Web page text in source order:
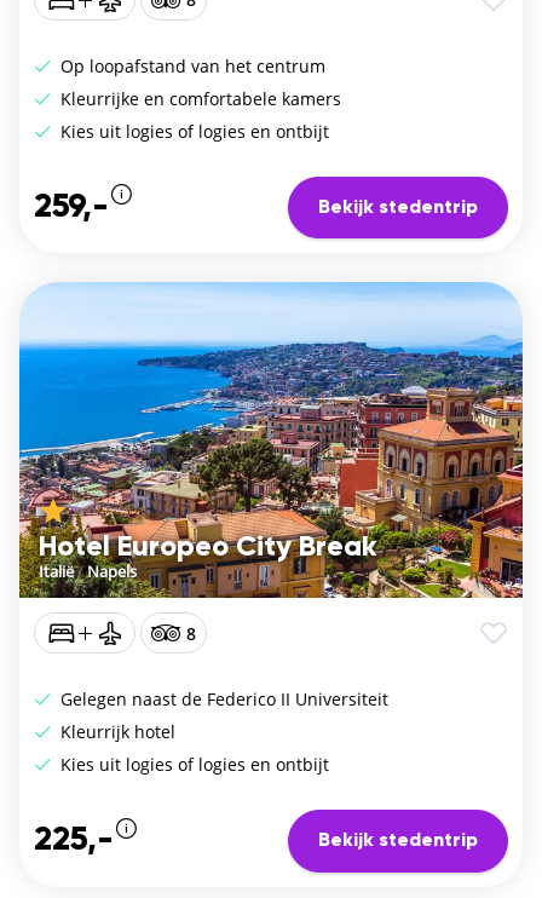
Op loopafstand van het centrum
Kleurrijke en comfortabele kamers
Kies uit logies of logies en ontbijt
259,- Bekijk stedentrip
Hotel Europeo City Break
Italië/Napels
8
Gelegen naast de Federico II Universiteit
Kleurrijk hotel
Kies uit logies of logies en ontbijt
225,- Bekijk stedentrip